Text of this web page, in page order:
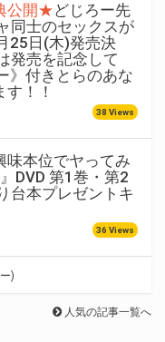
公開★どじろー先
同士のセックスが
25日(木)発売決
発売を記念して
》付きとらのあな
！！
38 Views
味本位でヤってみ
DVD 第1巻・第2
台本プレゼントキ
36 Views
)
人気の記事一覧へ